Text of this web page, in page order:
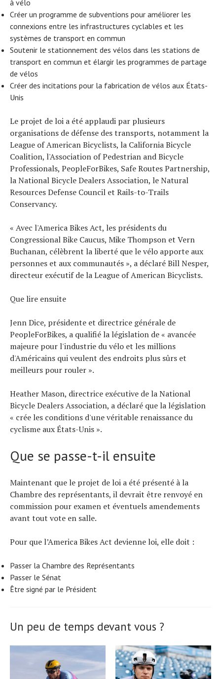
à vélo
Créer un programme de subventions pour améliorer les
connexions entre les infrastructures cyclables et les
systèmes de transport en commun
Soutenir le stationnement des vélos dans les stations de
transport en commun et élargir les programmes de partage
de vélos
Créer des incitations pour la fabrication de vélos aux États-
Unis
Le projet de loi a été applaudi par plusieurs
organisations de défense des transports, notamment la
League of American Bicyclists, la California Bicycle
Coalition, l'Association of Pedestrian and Bicycle
Professionals, PeopleForBikes, Safe Routes Partnership,
la National Bicycle Dealers Association, le Natural
Resources Defense Council et Rails-to-Trails
Conservancy.
« Avec l'America Bikes Act, les présidents du
Congressional Bike Caucus, Mike Thompson et Vern
Buchanan, célèbrent la liberté que le vélo apporte aux
personnes et aux communautés », a déclaré Bill Nesper,
directeur exécutif de la League of American Bicyclists.
Que lire ensuite
Jenn Dice, présidente et directrice générale de
PeopleForBikes, a qualifié la législation de « avancée
majeure pour l'industrie du vélo et les millions
d'Américains qui veulent des endroits plus sûrs et
meilleurs pour rouler ».
Heather Mason, directrice exécutive de la National
Bicycle Dealers Association, a déclaré que la législation
« crée les conditions d'une véritable renaissance du
cyclisme aux États-Unis ».
Que se passe-t-il ensuite
Maintenant que le projet de loi a été présenté à la
Chambre des représentants, il devrait être renvoyé en
commission pour examen et éventuels amendements
avant tout vote en salle.
Pour que l’America Bikes Act devienne loi, elle doit :
Passer la Chambre des Représentants
Passer le Sénat
Être signé par le Président
Un peu de temps devant vous ?